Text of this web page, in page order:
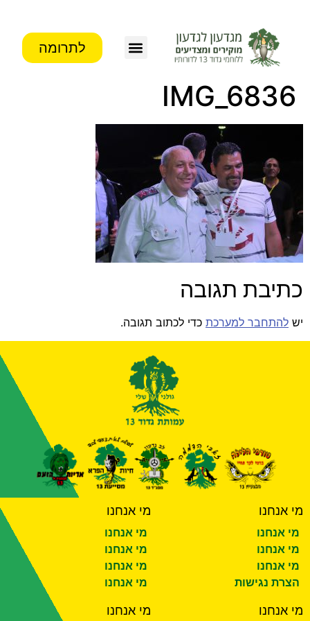
לתרומה
IMG_6836
כתיבת תגובה
יש להתחבר למערכת כדי לכתוב תגובה.
מי אנחנו
מי אנחנו
מי אנחנו
מי אנחנו
הצרת נגישות
מי אנחנו
מי אנחנו
מי אנחנו
מי אנחנו
מי אנחנו
מי אנחנו מי אנחנו